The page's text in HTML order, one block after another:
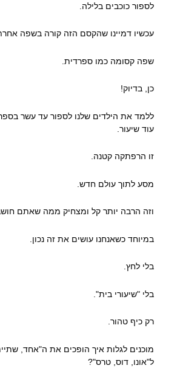
לספור כוכבים בלילה.
עכשיו דמיינו שהקסם הזה קורה בשפה
שפה קסומה כמו ספרדית.
כן, בדיוק!
ללמד את הילדים שלנו לספור עד עשר
עוד שיעור.
זו הרפתקה קטנה.
מסע לתוך עולם חדש.
וזה הרבה יותר קל ומצחיק ממה שאתם
במיוחד כשאנחנו עושים את זה נכון.
בלי לחץ.
בלי "שיעורי בית".
רק כיף טהור.
מוכנים לגלות איך הופכים את ה"אחד,
ל"אונו, דוס, טרס"?